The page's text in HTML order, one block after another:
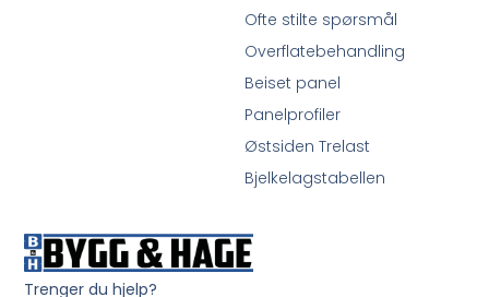
Trenger du hjelp?
Ofte stilte spørsmål
Overflatebehandling
Beiset panel
Panelprofiler
Østsiden Trelast
Bjelkelagstabellen